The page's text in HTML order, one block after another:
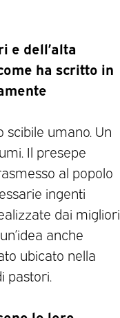
e dell’alta
ha scritto in
umano. Un
Il presepe
al popolo
ingenti
dai migliori
anche
ubicato nella
pastori.